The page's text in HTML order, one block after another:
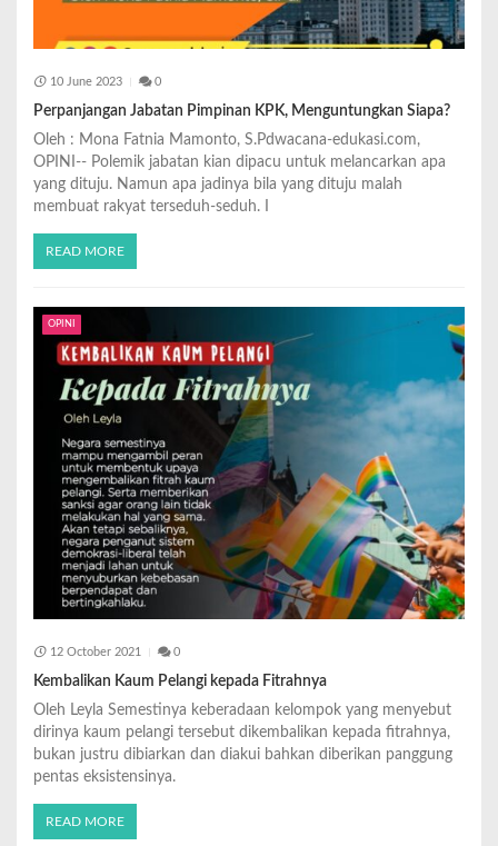
10 June 2023 0
Perpanjangan Jabatan Pimpinan KPK, Menguntungkan Siapa?
Oleh : Mona Fatnia Mamonto, S.Pdwacana-edukasi.com,
OPINI-- Polemik jabatan kian dipacu untuk melancarkan apa
yang dituju. Namun apa jadinya bila yang dituju malah
membuat rakyat terseduh-seduh. I
READ MORE
OPINI
12 October 2021 0
Kembalikan Kaum Pelangi kepada Fitrahnya
Oleh Leyla Semestinya keberadaan kelompok yang menyebut
dirinya kaum pelangi tersebut dikembalikan kepada fitrahnya,
bukan justru dibiarkan dan diakui bahkan diberikan panggung
pentas eksistensinya.
READ MORE